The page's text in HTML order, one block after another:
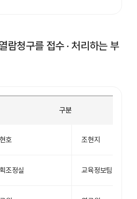
람청구를 접수 · 처리하는 부
구분
호 조현지
조정실 교육정보팀